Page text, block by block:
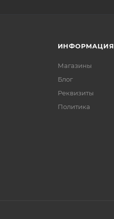
ИНФОРМАЦИЯ
Магазины
Блог
Реквизиты
Политика